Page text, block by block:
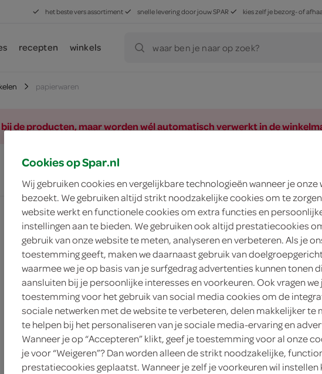
het beste vers assortiment snelle levering door jouw SPAR kies zelf je bezorg- of
recepten winkels waar ben je naar op zoek?
papierwaren
de producten, maar worden wél automatisch verwerkt in de
Trendline schrijfblok A5
1 Stuks
Lokaal Kopieerpapier 500
1 Stuks
Cookies op Spar.nl
Wij gebruiken cookies en vergelijkbare technologieën wanneer je onze
bezoekt. We gebruiken altijd strikt noodzakelijke cookies om te
website werkt en functionele cookies om extra functies en
instellingen aan te bieden. We gebruiken ook altijd prestatiecookies
gebruik van onze website te meten, analyseren en verbeteren. Als je
toestemming geeft, maken we daarnaast gebruik van
waarmee we je op basis van je surfgedrag advertenties kunnen tonen
aansluiten bij je persoonlijke interesses en voorkeuren. Ook vragen we
toestemming voor het gebruik van social media cookies om de
sociale netwerken met de website te verbeteren, delen makkelijker te
te helpen bij het personaliseren van je sociale media-ervaring en
Wanneer je op “Accepteren” klikt, geef je toestemming voor al onze
je voor “Weigeren”? Dan worden alleen de strikt noodzakelijke,
prestatiecookies geplaatst. Wanneer je zelf je voorkeuren wil instellen